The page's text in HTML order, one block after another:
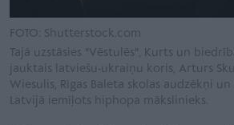
FOTO: Shutterstock.com
Tajā uzstāsies "Vēstulēs", Kurts un
jauktais latviešu-ukraiņu koris, Arturs
Wiesulis, Rīgas Baleta skolas audzēkņi un
Latvijā iemīļots hiphopa mākslinieks.